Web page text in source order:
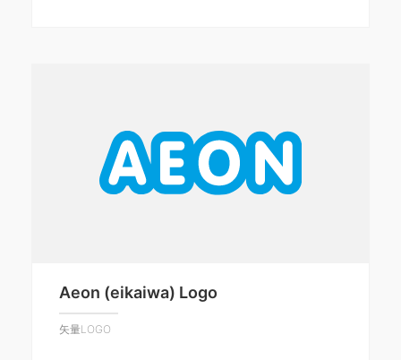
Aeon (eikaiwa) Logo
矢量LOGO